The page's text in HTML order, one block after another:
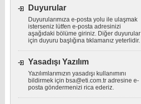
Duyurular
Duyurularımıza e-posta yolu ile ulaşmak
isterseniz lütfen e-posta adresinizi
aşağıdaki bölüme giriniz. Diğer duyurular
için duyuru başlığına tıklamanız yeterlidir.
Yasadışı Yazılım
Yazılımlarımızın yasadışı kullanımını
bildirmek için bsa@eti.com.tr adresine e-
posta göndermenizi rica ederiz.